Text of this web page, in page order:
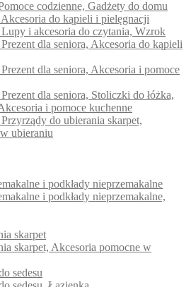
codzienne, Gadżety do domu
do kąpieli i pielęgnacji
i akcesoria do czytania, Wzrok
dla seniora, Akcesoria do kąpieli
dla seniora, Akcesoria i pomoce
dla seniora, Stoliczki do łóżka,
i pomoce kuchenne
do ubierania skarpet,
ubieraniu
i podkłady nieprzemakalne
i podkłady nieprzemakalne,
skarpet
skarpet, Akcesoria pomocne w
sedesu